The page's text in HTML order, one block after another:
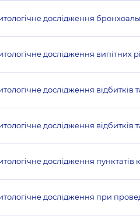
дослідження
дослідження випітних
дослідження відбитків
дослідження відбитків
дослідження пунктатів
дослідження при